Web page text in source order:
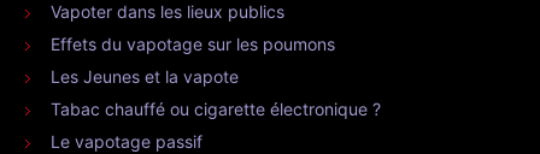
Vapoter dans les lieux publics
Effets du vapotage sur les poumons
Les Jeunes et la vapote
Tabac chauffé ou cigarette électronique ?
Le vapotage passif